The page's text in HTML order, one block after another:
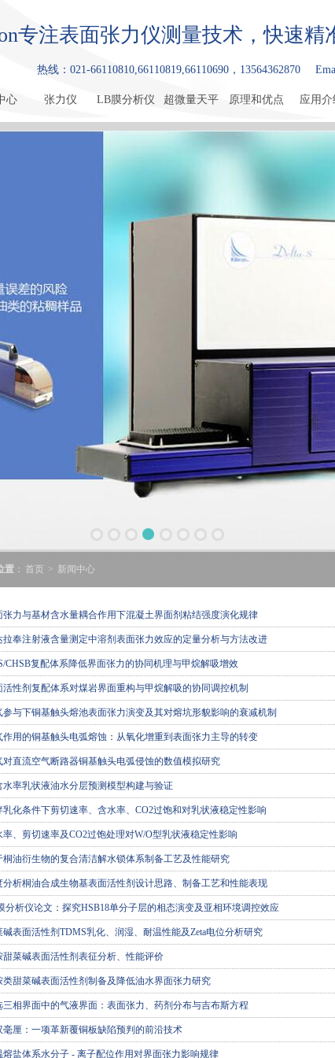
专注表面张力仪测量技术，快速精
热线：021-66110810,66110819,66110690，13564362870
心 张力仪 LB膜分析仪 超微量天平 原理和优点 应用介
置 ： 首页 > 新闻中心
张力与基材含水量耦合作用下混凝土界面剂粘结强度演化规律
拉奉注射液含量测定中溶剂表面张力效应的定量分析与方法改进
CHSB复配体系降低界面张力的协同机理与甲烷解吸增效
活性剂复配体系对煤岩界面重构与甲烷解吸的协同调控机制
参与下铜基触头熔池表面张力演变及其对熔坑形貌影响的衰减机制
作用的铜基触头电弧熔蚀：从氧化增重到表面张力主导的转变
对直流空气断路器铜基触头电弧侵蚀的数值模拟研究
水率乳状液油水分层预测模型构建与验证
乳化条件下剪切速率、含水率、CO2过饱和对乳状液稳定性影响
率、剪切速率及CO2过饱处理对W/O型乳状液稳定性影响
桐油衍生物的复合清洁解水锁体系制备工艺及性能研究
分析桐油合成生物基表面活性剂设计思路、制备工艺和性能表现
分析仪论文：探究HSB18单分子层的相态演变及亚相环境调控效应
碱表面活性剂TDMS乳化、润湿、耐温性能及Zeta电位分析研究
甜菜碱表面活性剂表征分析、性能评价
类甜菜碱表面活性剂制备及降低油水界面张力研究
三相界面中的气液界面：表面张力、药剂分布与吉布斯方程
毫厘：一项革新覆铜板缺陷预判的前沿技术
熔盐体系水分子 - 离子配位作用对界面张力影响规律